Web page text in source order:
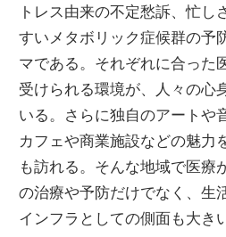
トレス由来の不定愁訴、忙し
すいメタボリック症候群の予
マである。それぞれに合った
受けられる環境が、人々の心
いる。さらに独自のアートや
カフェや商業施設などの魅力
も訪れる。そんな地域で医療
の治療や予防だけでなく、生
インフラとしての側面も大き